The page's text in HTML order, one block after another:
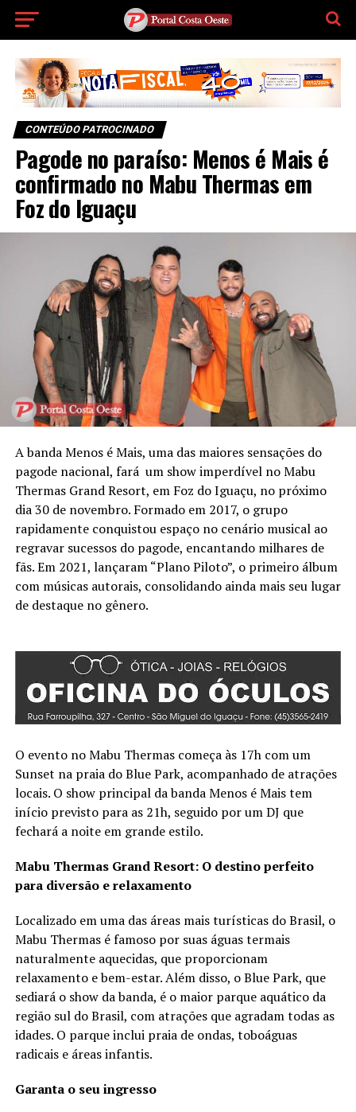
CONTEÚDO PATROCINADO
Pagode no paraíso: Menos é Mais é
confirmado no Mabu Thermas em
Foz do Iguaçu
A banda Menos é Mais, uma das maiores sensações do
pagode nacional, fará um show imperdível no Mabu
Thermas Grand Resort, em Foz do Iguaçu, no próximo
dia 30 de novembro. Formado em 2017, o grupo
rapidamente conquistou espaço no cenário musical ao
regravar sucessos do pagode, encantando milhares de
fãs. Em 2021, lançaram “Plano Piloto”, o primeiro álbum
com músicas autorais, consolidando ainda mais seu lugar
de destaque no gênero.
O evento no Mabu Thermas começa às 17h com um
Sunset na praia do Blue Park, acompanhado de atrações
locais. O show principal da banda Menos é Mais tem
início previsto para as 21h, seguido por um DJ que
fechará a noite em grande estilo.
Mabu Thermas Grand Resort: O destino perfeito
para diversão e relaxamento
Localizado em uma das áreas mais turísticas do Brasil, o
Mabu Thermas é famoso por suas águas termais
naturalmente aquecidas, que proporcionam
relaxamento e bem-estar. Além disso, o Blue Park, que
sediará o show da banda, é o maior parque aquático da
região sul do Brasil, com atrações que agradam todas as
idades. O parque inclui praia de ondas, toboáguas
radicais e áreas infantis.
Garanta o seu ingresso